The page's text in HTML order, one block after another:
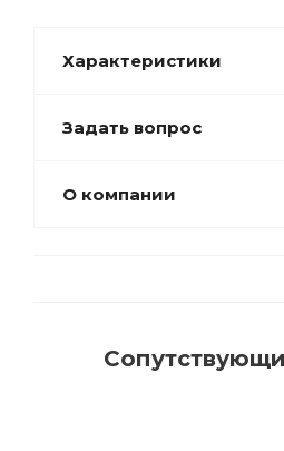
Характеристики
Задать вопрос
О компании